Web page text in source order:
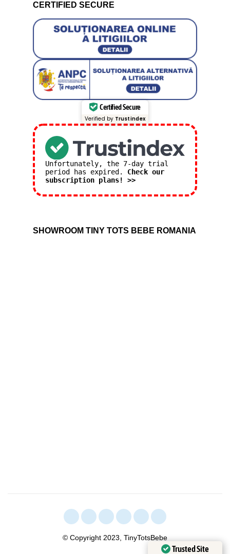
CERTIFIED SECURE
Certified Secure
Verified by Trustindex
Unfortunately, the 7-day trial
period has expired. Check our
subscription plans! >>
SHOWROOM TINY TOTS BEBE ROMANIA
© Copyright 2023, TinyTotsBebe